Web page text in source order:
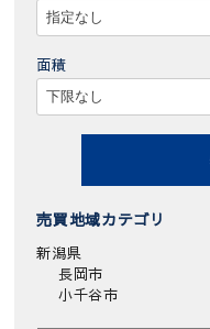
面積
売買地域カテゴリ
新潟県
長岡市
小千谷市